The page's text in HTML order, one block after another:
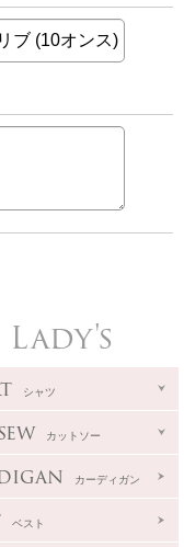
Lady's
シャツ
カットソー
カーディガン
ベスト